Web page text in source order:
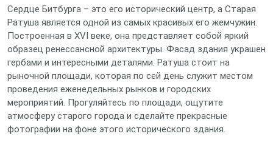
Сердце Битбурга – это его исторический центр, а Старая
Ратуша является одной из самых красивых его жемчужин.
Построенная в XVI веке, она представляет собой яркий
образец ренессансной архитектуры. Фасад здания украшен
гербами и интересными деталями. Ратуша стоит на
рыночной площади, которая по сей день служит местом
проведения еженедельных рынков и городских
мероприятий. Прогуляйтесь по площади, ощутите
атмосферу старого города и сделайте прекрасные
фотографии на фоне этого исторического здания.